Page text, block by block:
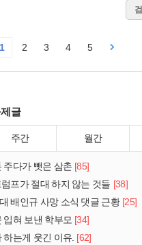
1 2 3 4 5
글
주간 월간
주다가 뺏은 삼촌 [85]
프가 절대 하지 않는 것들 [38]
배인규 사망 소식 댓글 근황 [25]
입혀 보낸 학부모 [34]
하는게 웃긴 이유. [62]